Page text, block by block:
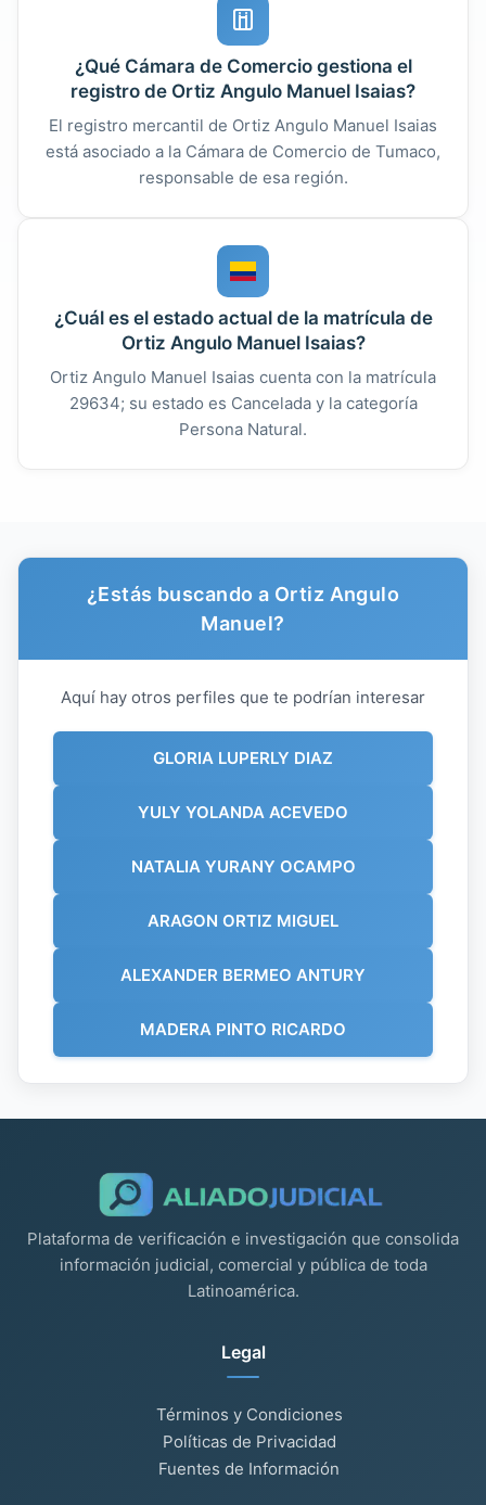
¿Qué Cámara de Comercio gestiona el
registro de Ortiz Angulo Manuel Isaias?
El registro mercantil de Ortiz Angulo Manuel Isaias
está asociado a la Cámara de Comercio de Tumaco,
responsable de esa región.
¿Cuál es el estado actual de la matrícula de
Ortiz Angulo Manuel Isaias?
Ortiz Angulo Manuel Isaias cuenta con la matrícula
29634; su estado es Cancelada y la categoría
Persona Natural.
¿Estás buscando a Ortiz Angulo
Manuel?
Aquí hay otros perfiles que te podrían interesar
GLORIA LUPERLY DIAZ
YULY YOLANDA ACEVEDO
NATALIA YURANY OCAMPO
ARAGON ORTIZ MIGUEL
ALEXANDER BERMEO ANTURY
MADERA PINTO RICARDO
Plataforma de verificación e investigación que consolida
información judicial, comercial y pública de toda
Latinoamérica.
Legal
Términos y Condiciones
Políticas de Privacidad
Fuentes de Información